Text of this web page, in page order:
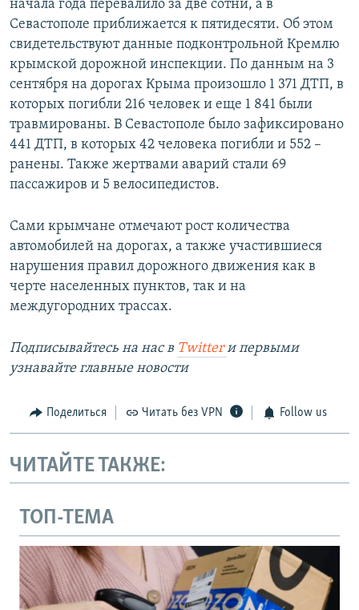
начала года перевалило за две сотни, а в
Севастополе приближается к пятидесяти. Об этом
свидетельствуют данные подконтрольной Кремлю
крымской дорожной инспекции. По данным на 3
сентября на дорогах Крыма произошло 1 371 ДТП, в
которых погибли 216 человек и еще 1 841 были
травмированы. В Севастополе было зафиксировано
441 ДТП, в которых 42 человека погибли и 552 –
ранены. Также жертвами аварий стали 69
пассажиров и 5 велосипедистов.
Сами крымчане отмечают рост количества
автомобилей на дорогах, а также участившиеся
нарушения правил дорожного движения как в
черте населенных пунктов, так и на
междугородних трассах.
Подписывайтесь на наc в Twitterи первыми
узнавайте главные новости
Поделиться Читать без VPN Follow us
ЧИТАЙТЕ ТАКЖЕ:
ТОП-ТЕМА